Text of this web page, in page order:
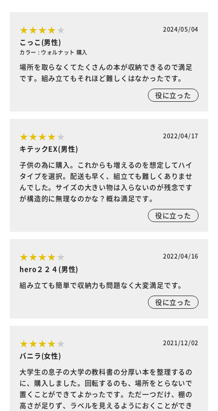
2024/05/04
こっこ(男性)
カラー : ウォルナット 購入
場所を取らなくてたくさんの本が収納できるので満足
です。組み立てもそれほど難しくはなかったです。
役に立った
2022/04/17
キテックEX(男性)
子供の為に購入。これからも増えるのを想定してハイ
タイプを選択。配送も早く、組立ても難しくありませ
んでした。サイズの大きい物は入らないのが残念です
が構造的に無理なのかな？概ね満足です。
役に立った
2022/04/16
hero２２４(男性)
組み立ても簡単で収納力も問題なく大変満足です。
役に立った
2021/12/02
バニラ(女性)
大学生の息子の大学の教科書の分厚い本を整理するの
に、購入しました。回転するのも、場所をとらないで
置くことができてよかったです。ただ一つだけ、棚の
高さが足りず、ラベルを見えるようにおくことができ